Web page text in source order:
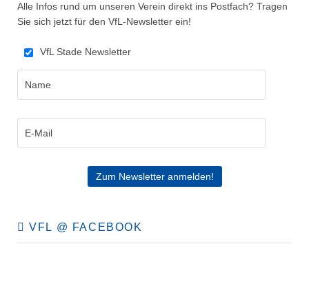
Alle Infos rund um unseren Verein direkt ins Postfach? Tragen
Sie sich jetzt für den VfL-Newsletter ein!
VfL Stade Newsletter
VFL @ FACEBOOK